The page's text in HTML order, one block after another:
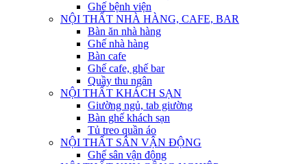
Ghế bệnh viện
NỘI THẤT NHÀ HÀNG, CAFE, BAR
Bàn ăn nhà hàng
Ghế nhà hàng
Bàn cafe
Ghế cafe, ghế bar
Quầy thu ngân
NỘI THẤT KHÁCH SẠN
Giường ngủ, tab giường
Bàn ghế khách sạn
Tủ treo quần áo
NỘI THẤT SÂN VẬN ĐỘNG
Ghế sân vận động